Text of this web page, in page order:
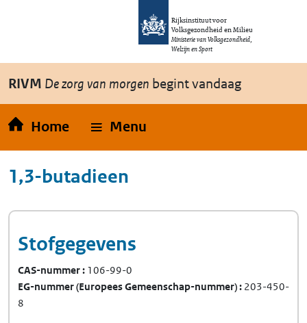
Overslaan en naar de inhoud gaan
Rijksinstituut voor
Volksgezondheid en Milieu
Ministerie van Volksgezondheid,
Welzijn en Sport
RIVM De zorg van morgen begint vandaag
Home Menu
1,3-butadieen
Stofgegevens
CAS-nummer 106-99-0
EG-nummer(Europees Gemeenschap-nummer) 203-450-
8